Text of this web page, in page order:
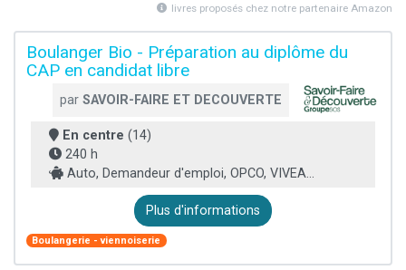
livres proposés chez notre partenaire Amazon
Boulanger Bio - Préparation au diplôme du
CAP en candidat libre
par SAVOIR-FAIRE ET DECOUVERTE
En centre (14)
240 h
Auto, Demandeur d'emploi, OPCO, VIVEA...
Plus d'informations
Boulangerie - viennoiserie